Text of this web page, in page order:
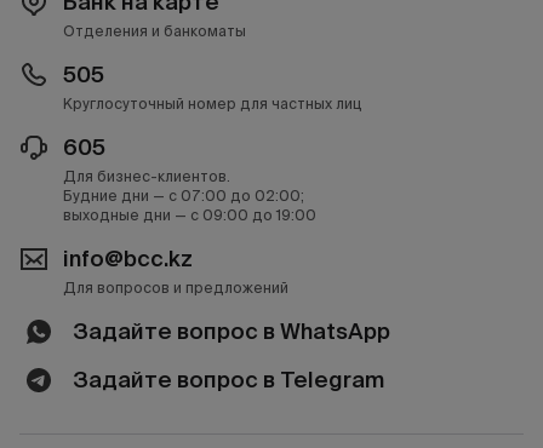
Отделения и банкоматы
505
Круглосуточный номер для частных лиц
605
Для бизнес-клиентов.
Будние дни — с 07:00 до 02:00;
выходные дни — с 09:00 до 19:00
info@bcc.kz
Для вопросов и предложений
Задайте вопрос в WhatsApp
Задайте вопрос в Telegram